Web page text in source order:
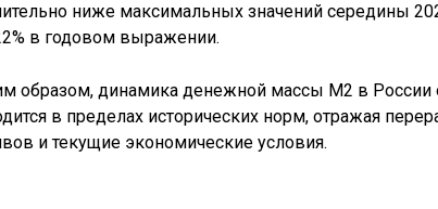
ниже максимальных значений середины
в годовом выражении.
образом, динамика денежной массы М2 в России
в пределах исторических норм, отражая
и текущие экономические условия.